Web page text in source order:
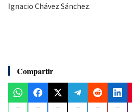
Ignacio Chávez Sánchez.
Compartir